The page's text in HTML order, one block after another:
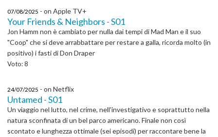
07/08/2025 - on Apple TV+
Your Friends & Neighbors - S01
Jon Hamm non è cambiato per nulla dai tempi di Mad Man e il suo
"Coop" che si deve arrabbattare per restare a galla, ricorda molto (in
positivo) i fasti di Don Draper
Voto: 8
24/07/2025 - on Netflix
Untamed - S01
Un viaggio nel lutto, nel crime, nell'investigativo e soprattutto nella
natura sconfinata di un bel parco americano. Finale non così
scontato e lunghezza ottimale (sei episodi) per raccontare bene la